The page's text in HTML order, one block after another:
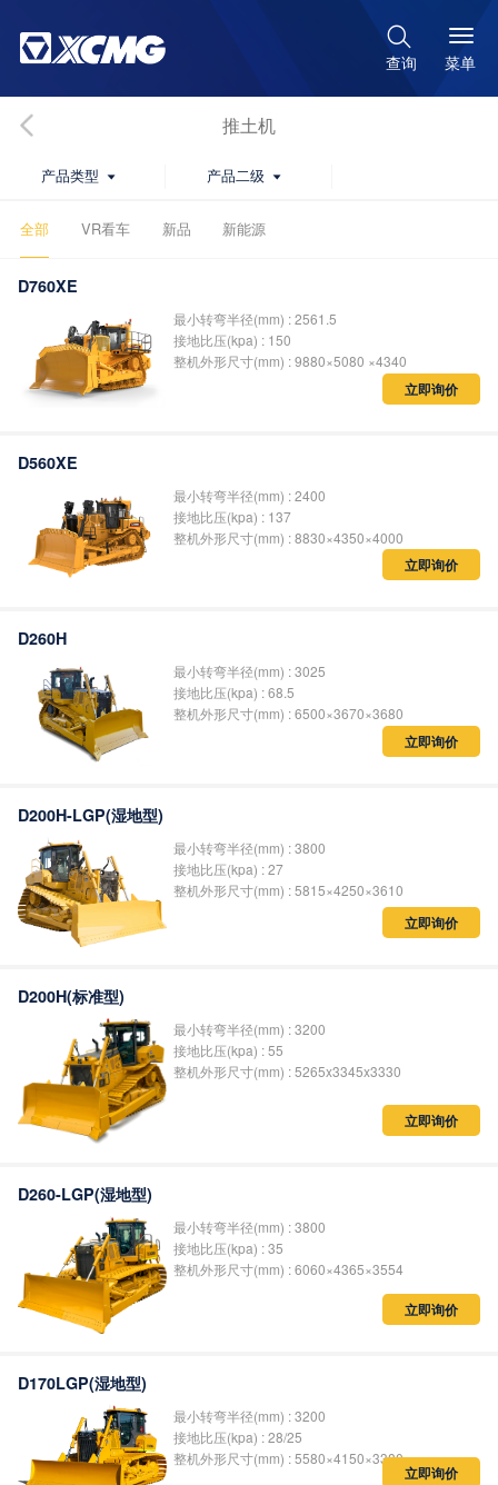

查询 菜单
推土机
产品类型  产品二级 
全部 VR看车 新品 新能源
D760XE
最小转弯半径(mm) : 2561.5
接地比压(kpa) : 150
整机外形尺寸(mm) : 9880×5080 ×4340
立即询价
D560XE
最小转弯半径(mm) : 2400
接地比压(kpa) : 137
整机外形尺寸(mm) : 8830×4350×4000
立即询价
D260H
最小转弯半径(mm) : 3025
接地比压(kpa) : 68.5
整机外形尺寸(mm) : 6500×3670×3680
立即询价
D200H-LGP(湿地型)
最小转弯半径(mm) : 3800
接地比压(kpa) : 27
整机外形尺寸(mm) : 5815×4250×3610
立即询价
D200H(标准型)
最小转弯半径(mm) : 3200
接地比压(kpa) : 55
整机外形尺寸(mm) : 5265x3345x3330
立即询价
D260-LGP(湿地型)
最小转弯半径(mm) : 3800
接地比压(kpa) : 35
整机外形尺寸(mm) : 6060×4365×3554
立即询价
D170LGP(湿地型)
最小转弯半径(mm) : 3200
接地比压(kpa) : 28/25
整机外形尺寸(mm) : 5580×4150×3380
立即询价